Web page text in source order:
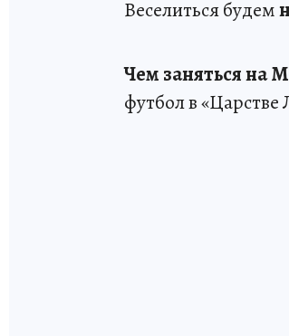
Веселиться будем
Чем заняться на
футбол в «Царстве